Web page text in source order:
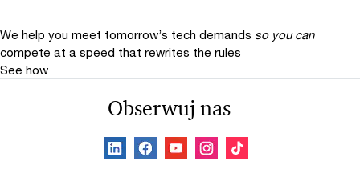
We help you meet tomorrow’s tech demands so you can
compete at a speed that rewrites the rules
See how
Obserwuj nas